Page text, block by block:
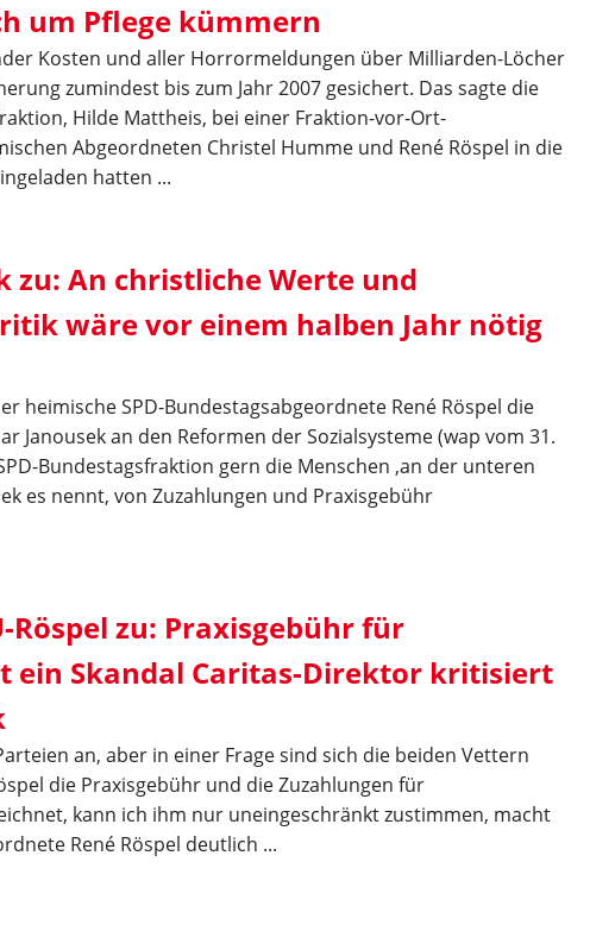
um Pflege kümmern
Kosten und aller Horrormeldungen über Milliarden-Löcher
zumindest bis zum Jahr 2007 gesichert. Das sagte die
Hilde Mattheis, bei einer Fraktion-vor-Ort-
Abgeordneten Christel Humme und René Röspel in die
hatten ...
An christliche Werte und
wäre vor einem halben Jahr nötig
heimische SPD-Bundestagsabgeordnete René Röspel die
Janousek an den Reformen der Sozialsysteme (wap vom 31.
Bundestagsfraktion gern die Menschen ,an der unteren
es nennt, von Zuzahlungen und Praxisgebühr
Röspel zu: Praxisgebühr für
ein Skandal Caritas-Direktor kritisiert
an, aber in einer Frage sind sich die beiden Vettern
die Praxisgebühr und die Zuzahlungen für
kann ich ihm nur uneingeschränkt zustimmen, macht
René Röspel deutlich ...